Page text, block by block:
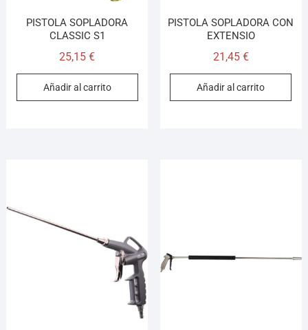
PISTOLA SOPLADORA
CLASSIC S1
25,15€
Añadir al carrito
PISTOLA SOPLADORA CON
EXTENSIO
21,45 €
Añadir al carrito